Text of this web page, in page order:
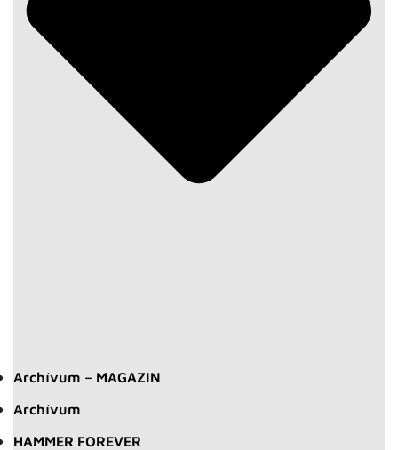
Archívum – MAGAZIN
Archívum
HAMMER FOREVER